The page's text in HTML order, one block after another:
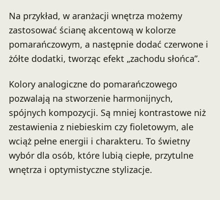
Na przykład, w aranżacji wnętrza możemy
zastosować ścianę akcentową w kolorze
pomarańczowym, a następnie dodać czerwone i
żółte dodatki, tworząc efekt „zachodu słońca”.
Kolory analogiczne do pomarańczowego
pozwalają na stworzenie harmonijnych,
spójnych kompozycji. Są mniej kontrastowe niż
zestawienia z niebieskim czy fioletowym, ale
wciąż pełne energii i charakteru. To świetny
wybór dla osób, które lubią ciepłe, przytulne
wnętrza i optymistyczne stylizacje.